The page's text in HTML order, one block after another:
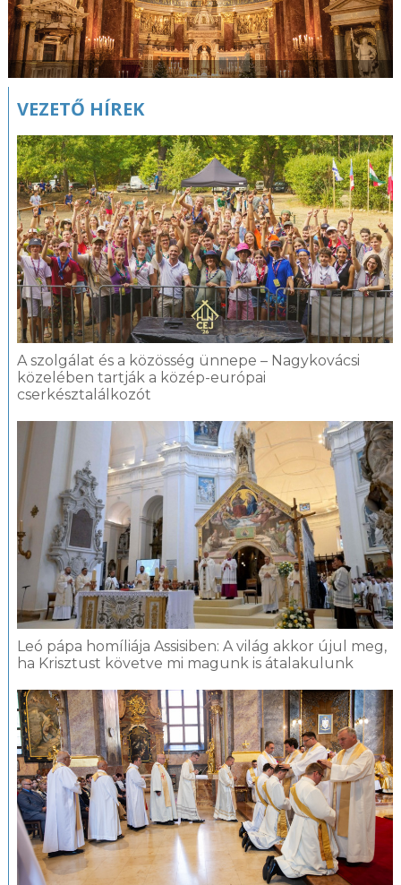
VEZETŐ HÍREK
A szolgálat és a közösség ünnepe – Nagykovácsi
közelében tartják a közép-európai
cserkésztalálkozót
Leó pápa homíliája Assisiben: A világ akkor újul meg,
ha Krisztust követve mi magunk is átalakulunk